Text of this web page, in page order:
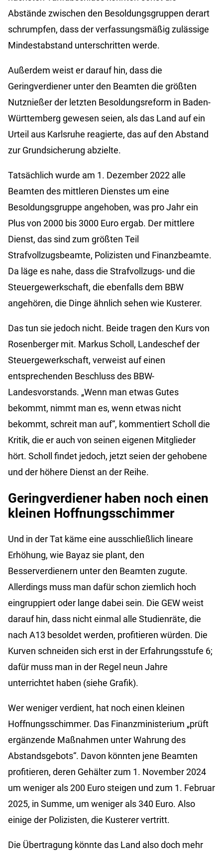
Abstände zwischen den Besoldungsgruppen derart
schrumpfen, dass der verfassungsmäßig zulässige
Mindestabstand unterschritten werde.
Außerdem weist er darauf hin, dass die
Geringverdiener unter den Beamten die größten
Nutznießer der letzten Besoldungsreform in Baden-
Württemberg gewesen seien, als das Land auf ein
Urteil aus Karlsruhe reagierte, das auf den Abstand
zur Grundsicherung abzielte.
Tatsächlich wurde am 1. Dezember 2022 alle
Beamten des mittleren Dienstes um eine
Besoldungsgruppe angehoben, was pro Jahr ein
Plus von 2000 bis 3000 Euro ergab. Der mittlere
Dienst, das sind zum größten Teil
Strafvollzugsbeamte, Polizisten und Finanzbeamte.
Da läge es nahe, dass die Strafvollzugs- und die
Steuergewerkschaft, die ebenfalls dem BBW
angehören, die Dinge ähnlich sehen wie Kusterer.
Das tun sie jedoch nicht. Beide tragen den Kurs von
Rosenberger mit. Markus Scholl, Landeschef der
Steuergewerkschaft, verweist auf einen
entsprechenden Beschluss des BBW-
Landesvorstands. „Wenn man etwas Gutes
bekommt, nimmt man es, wenn etwas nicht
bekommt, schreit man auf“, kommentiert Scholl die
Kritik, die er auch von seinen eigenen Mitglieder
hört. Scholl findet jedoch, jetzt seien der gehobene
und der höhere Dienst an der Reihe.
Geringverdiener haben noch einen
kleinen Hoffnungsschimmer
Und in der Tat käme eine ausschließlich lineare
Erhöhung, wie Bayaz sie plant, den
Besserverdienern unter den Beamten zugute.
Allerdings muss man dafür schon ziemlich hoch
eingruppiert oder lange dabei sein. Die GEW weist
darauf hin, dass nicht einmal alle Studienräte, die
nach A13 besoldet werden, profitieren würden. Die
Kurven schneiden sich erst in der Erfahrungsstufe 6;
dafür muss man in der Regel neun Jahre
unterrichtet haben (siehe Grafik).
Wer weniger verdient, hat noch einen kleinen
Hoffnungsschimmer. Das Finanzministerium „prüft
ergänzende Maßnahmen unter Wahrung des
Abstandsgebots“. Davon könnten jene Beamten
profitieren, deren Gehälter zum 1. November 2024
um weniger als 200 Euro steigen und zum 1. Februar
2025, in Summe, um weniger als 340 Euro. Also
einige der Polizisten, die Kusterer vertritt.
Die Übertragung könnte das Land also doch mehr